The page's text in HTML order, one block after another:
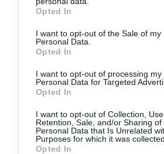
grant or deny consent to Google and
use your data for below specified
consent section.
Opted In
I want to opt-out of the Sale of my
Personal Data.
Opted In
I want to opt-out of processing my
Personal Data for Targeted
Opted In
I want to opt-out of Collection, Use,
Retention, Sale, and/or Sharing of
Personal Data that Is Unrelated
Purposes for which it was collected.
Opted In
ΟΛΕΣ ΟΙ ΕΙΔΗΣΕΙΣ
διαβάστε ακόμη